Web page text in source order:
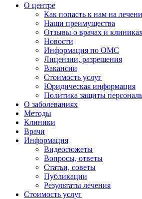
О центре
Как попасть к нам на
Наши преимущества
Отзывы о врачах и
Новости
Информация по ОМС
Лицензии, разрешения
Вакансии
Стоимость услуг
Юридическая информация
Политика защиты
О заболеваниях
Методы
Клиники
Врачи
Информация
Видеосюжеты
Вопросы, ответы
Статьи, советы
Публикации
Результаты лечения
Стоимость услуг